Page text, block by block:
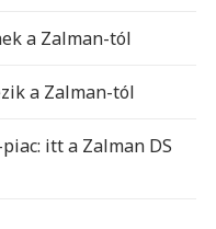
a Zalman-tól
a Zalman-tól
itt a Zalman DS